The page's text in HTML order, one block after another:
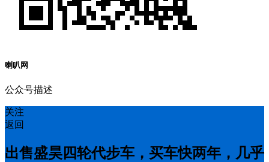
喇叭网
公众号描述
关注
返回
出售盛昊四轮代步车，买车快两年，几乎